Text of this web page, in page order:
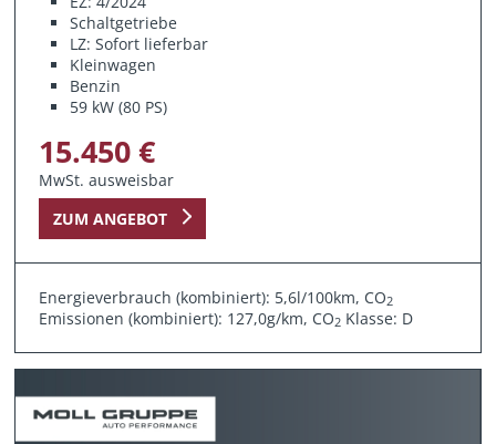
Schaltgetriebe
LZ: Sofort lieferbar
Kleinwagen
Benzin
59 kW (80 PS)
15.450 €
MwSt. ausweisbar
ZUM ANGEBOT
Energieverbrauch (kombiniert): 5,6l/100km, CO2
Emissionen (kombiniert): 127,0g/km, CO2 Klasse: D